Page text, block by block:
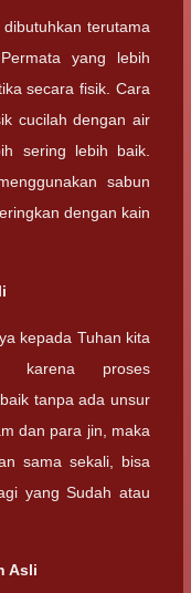
terutama
yang lebih
secara fisik. Cara
cucilah dengan air
sering lebih baik.
sabun
dengan kain
kepada Tuhan kita
karena proses
tanpa ada unsur
dan para jin, maka
sama sekali, bisa
yang Sudah atau
Asli